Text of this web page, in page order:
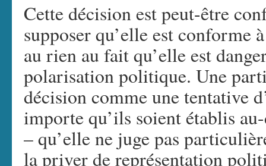
Cette décision est peut-être
supposer qu’elle est conforme
au rien au fait qu’elle est
polarisation politique. Une
décision comme une tentative
importe qu’ils soient établis
– qu’elle ne juge pas
la priver de représentation